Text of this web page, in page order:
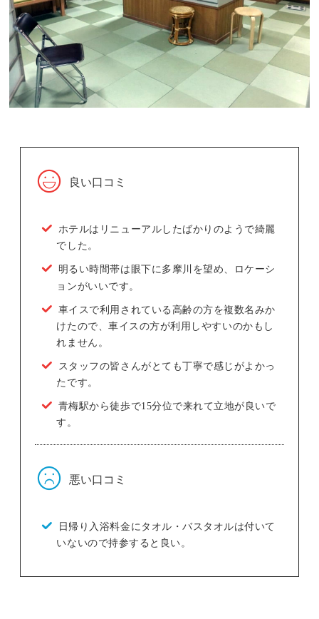
良い口コミ
ホテルはリニューアルしたばかりのようで綺麗
でした。
明るい時間帯は眼下に多摩川を望め、ロケーシ
ョンがいいです。
車イスで利用されている高齢の方を複数名みか
けたので、車イスの方が利用しやすいのかもし
れません。
スタッフの皆さんがとても丁寧で感じがよかっ
たです。
青梅駅から徒歩で15分位で来れて立地が良いで
す。
悪い口コミ
日帰り入浴料金にタオル・バスタオルは付いて
いないので持参すると良い。